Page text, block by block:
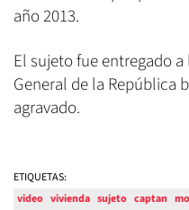
año 2013.
El sujeto fue entregado
General de la República
agravado.
ETIQUETAS:
video vivienda sujeto captan